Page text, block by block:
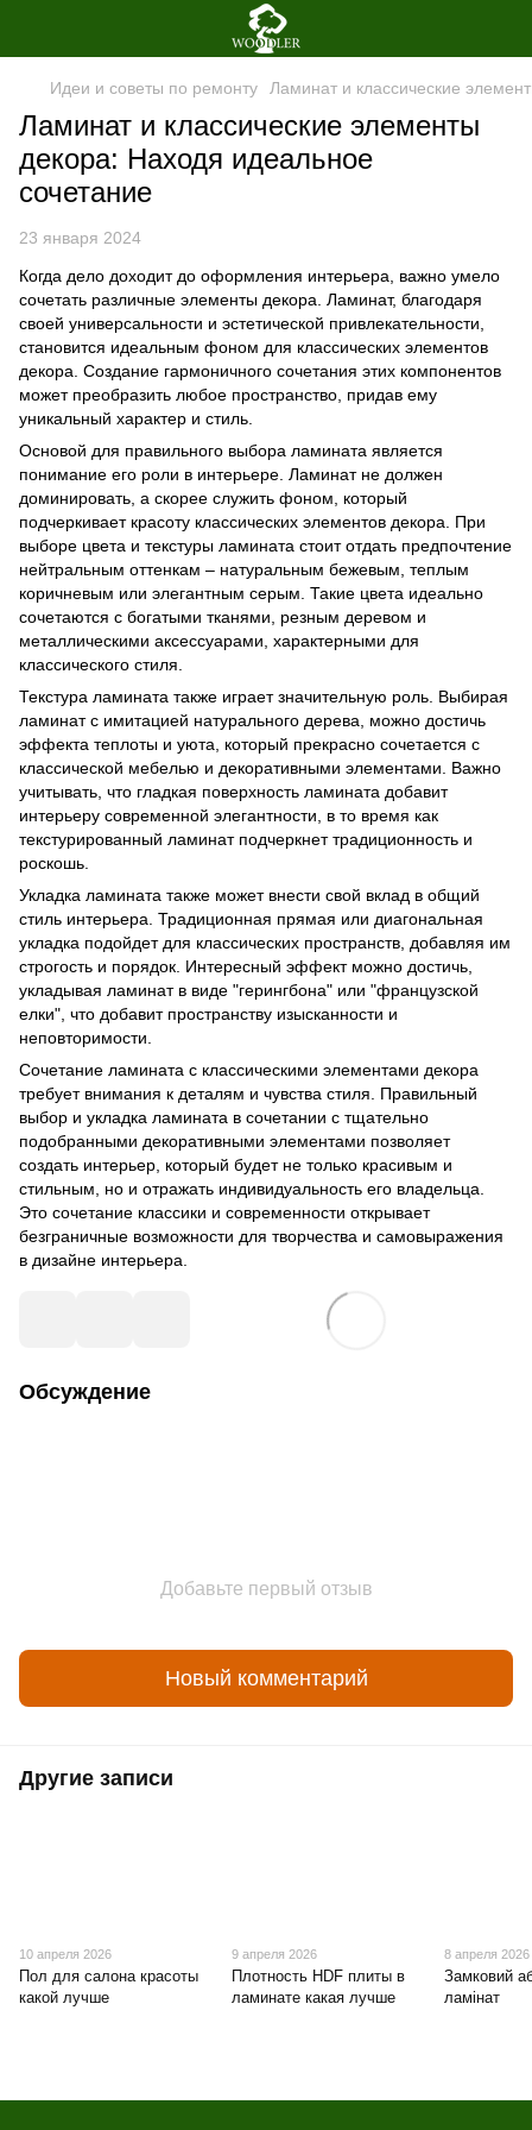
Идеи и советы по ремонту Ламинат и классические
Ламинат и классические элементы
декора: Находя идеальное
сочетание
23 января 2024
Когда дело доходит до оформления интерьера, важно умело
сочетать различные элементы декора. Ламинат, благодаря
своей универсальности и эстетической привлекательности,
становится идеальным фоном для классических элементов
декора. Создание гармоничного сочетания этих компонентов
может преобразить любое пространство, придав ему
уникальный характер и стиль.
Основой для правильного выбора ламината является
понимание его роли в интерьере. Ламинат не должен
доминировать, а скорее служить фоном, который
подчеркивает красоту классических элементов декора. При
выборе цвета и текстуры ламината стоит отдать предпочтение
нейтральным оттенкам – натуральным бежевым, теплым
коричневым или элегантным серым. Такие цвета идеально
сочетаются с богатыми тканями, резным деревом и
металлическими аксессуарами, характерными для
классического стиля.
Текстура ламината также играет значительную роль. Выбирая
ламинат с имитацией натурального дерева, можно достичь
эффекта теплоты и уюта, который прекрасно сочетается с
классической мебелью и декоративными элементами. Важно
учитывать, что гладкая поверхность ламината добавит
интерьеру современной элегантности, в то время как
текстурированный ламинат подчеркнет традиционность и
роскошь.
Укладка ламината также может внести свой вклад в общий
стиль интерьера. Традиционная прямая или диагональная
укладка подойдет для классических пространств, добавляя им
строгость и порядок. Интересный эффект можно достичь,
укладывая ламинат в виде "герингбона" или "французской
елки", что добавит пространству изысканности и
неповторимости.
Сочетание ламината с классическими элементами декора
требует внимания к деталям и чувства стиля. Правильный
выбор и укладка ламината в сочетании с тщательно
подобранными декоративными элементами позволяет
создать интерьер, который будет не только красивым и
стильным, но и отражать индивидуальность его владельца.
Это сочетание классики и современности открывает
безграничные возможности для творчества и самовыражения
в дизайне интерьера.
Обсуждение
Добавьте первый отзыв
Новый комментарий
Другие записи
10 апреля 2026
Пол для салона красоты
какой лучше
9 апреля 2026
Плотность HDF плиты в
ламинате какая лучше
8 апреля 2026
Замковий
ламінат